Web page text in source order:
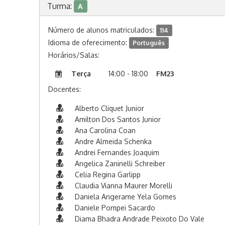
Turma: A
Número de alunos matriculados: 114
Idioma de oferecimento: Português
Horários/Salas:
Terça 14:00 - 18:00
FM23
Docentes:
Alberto Cliquet Junior
Amilton Dos Santos Junior
Ana Carolina Coan
Andre Almeida Schenka
Andrei Fernandes Joaquim
Angelica Zaninelli Schreiber
Celia Regina Garlipp
Claudia Vianna Maurer Morelli
Daniela Angerame Yela Gomes
Daniele Pompei Sacardo
Diama Bhadra Andrade Peixoto Do Vale